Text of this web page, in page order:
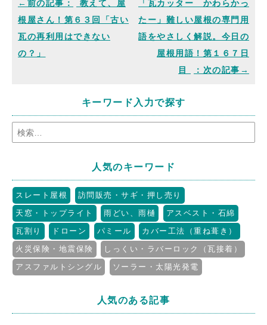
教えて、屋
根屋さん！第６３回「古い
瓦の再利用はできない
の？」
「瓦カッター かわらかっ
たー」難しい屋根の専門用
語をやさしく解説。今日の
屋根用語！第１６７日
目
キーワード入力で探す
人気のキーワード
スレート屋根
訪問販売・サギ・押し売り
天窓・トップライト
雨どい、雨樋
アスベスト・石綿
瓦割り
ドローン パミール
カバー工法（重ね葺き）
火災保険・地震保険
しっくい・ラバーロック（瓦接着）
アスファルトシングル
ソーラー・太陽光発電
人気のある記事